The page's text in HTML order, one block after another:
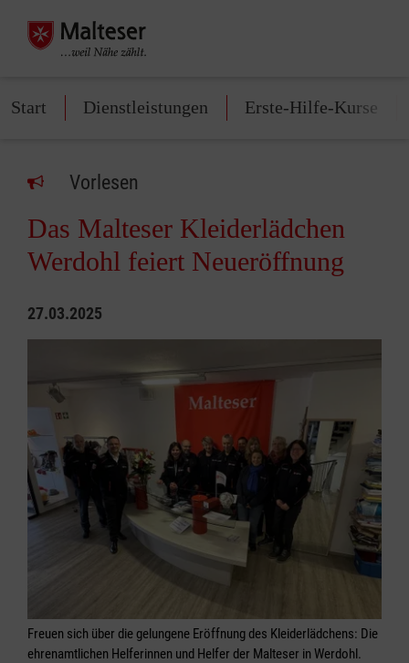
Start Dienstleistungen Erste-Hilfe-Kurse
Vorlesen
Das Malteser Kleiderlädchen
Werdohl feiert Neueröffnung
27.03.2025
Freuen sich über die gelungene Eröffnung des Kleiderlädchens: Die
ehrenamtlichen Helferinnen und Helfer der Malteser in Werdohl.